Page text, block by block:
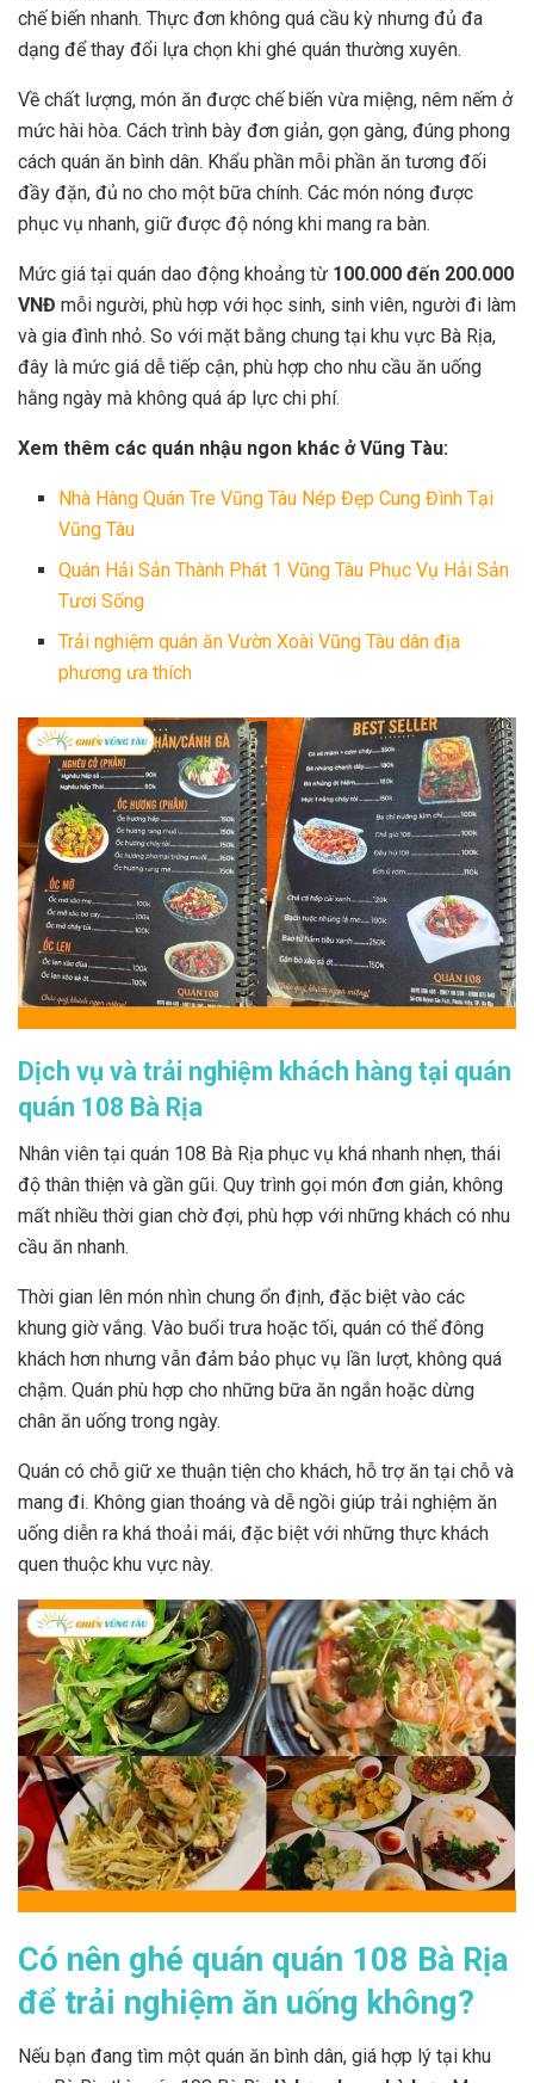
chế biến nhanh. Thực đơn không quá cầu kỳ nhưng đủ đa
dạng để thay đổi lựa chọn khi ghé quán thường xuyên.
Về chất lượng, món ăn được chế biến vừa miệng, nêm nếm ở
mức hài hòa. Cách trình bày đơn giản, gọn gàng, đúng phong
cách quán ăn bình dân. Khẩu phần mỗi phần ăn tương đối
đầy đặn, đủ no cho một bữa chính. Các món nóng được
phục vụ nhanh, giữ được độ nóng khi mang ra bàn.
Mức giá tại quán dao động khoảng từ 100.000 đến 200.000
VNĐ mỗi người, phù hợp với học sinh, sinh viên, người đi làm
và gia đình nhỏ. So với mặt bằng chung tại khu vực Bà Rịa,
đây là mức giá dễ tiếp cận, phù hợp cho nhu cầu ăn uống
hằng ngày mà không quá áp lực chi phí.
Xem thêm các quán nhậu ngon khác ở Vũng Tàu:
Nhà Hàng Quán Tre Vũng Tàu Nép Đẹp Cung Đình Tại
Vũng Tàu
Quán Hải Sản Thành Phát 1 Vũng Tàu Phục Vụ Hải Sản
Tươi Sống
Trải nghiệm quán ăn Vườn Xoài Vũng Tàu dân địa
phương ưa thích
Dịch vụ và trải nghiệm khách hàng tại quán
quán 108 Bà Rịa
Nhân viên tại quán 108 Bà Rịa phục vụ khá nhanh nhẹn, thái
độ thân thiện và gần gũi. Quy trình gọi món đơn giản, không
mất nhiều thời gian chờ đợi, phù hợp với những khách có nhu
cầu ăn nhanh.
Thời gian lên món nhìn chung ổn định, đặc biệt vào các
khung giờ vắng. Vào buổi trưa hoặc tối, quán có thể đông
khách hơn nhưng vẫn đảm bảo phục vụ lần lượt, không quá
chậm. Quán phù hợp cho những bữa ăn ngắn hoặc dừng
chân ăn uống trong ngày.
Quán có chỗ giữ xe thuận tiện cho khách, hỗ trợ ăn tại chỗ và
mang đi. Không gian thoáng và dễ ngồi giúp trải nghiệm ăn
uống diễn ra khá thoải mái, đặc biệt với những thực khách
quen thuộc khu vực này.
Có nên ghé quán quán 108 Bà Rịa
để trải nghiệm ăn uống không?
Nếu bạn đang tìm một quán ăn bình dân, giá hợp lý tại khu